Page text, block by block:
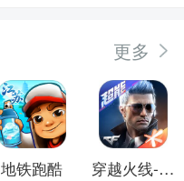
更多
地铁跑酷 穿越火线-枪战王者